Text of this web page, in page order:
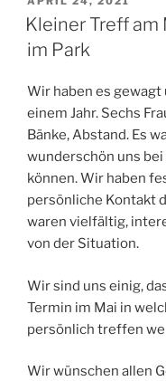
AM
Kleiner Treff
im Park
Wir haben es
einem Jahr. Sechs
Bänke, Abstand. Es
wunderschön uns
können. Wir haben
persönliche Kontakt
waren vielfältig,
von der Situation.
Wir sind uns einig,
Termin im Mai in
persönlich treffen
Wir wünschen allen